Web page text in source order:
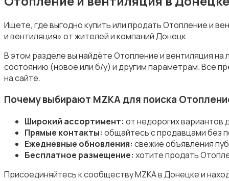
Электрика
Ищете, где выгодно купить или продать Отопление и
и вентиляция» от жителей и компаний Донецк.
В этом разделе вы найдёте Отопление и вентиляция
состоянию (новое или б/у) и другим параметрам. Все
на сайте.
Почему выбирают MZKA для поиска
Широкий ассортимент: от недорогих
Прямые контакты: общайтесь с продавцами без
Ежедневные обновления: свежие объявления
Бесплатное размещение: хотите продать
Присоединяйтесь к сообществу MZKA в Донецке и